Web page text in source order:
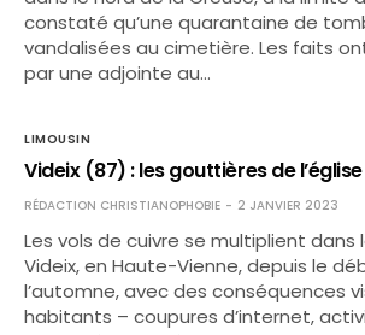
constaté qu’une quarantaine de
vandalisées au cimetière. Les faits
par une adjointe au…
LIMOUSIN
Videix (87) : les gouttières de
RÉDACTION CHRISTIANOPHOBIE 2 JANVIER 2023
Les vols de cuivre se multiplient
Videix, en Haute-Vienne, depuis le
l’automne, avec des conséquences
habitants – coupures d’internet,